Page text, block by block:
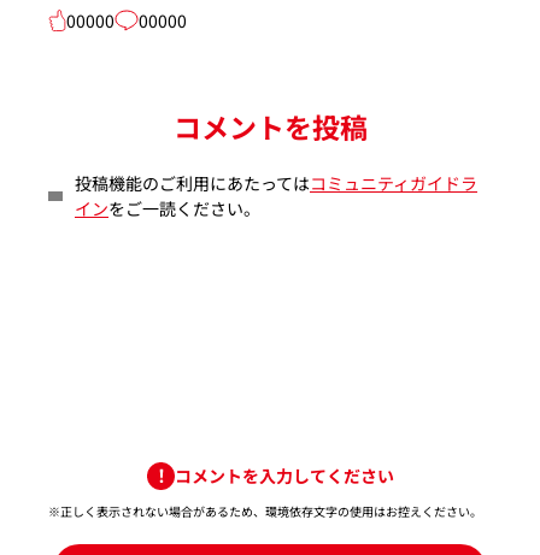
00000
00000
コメントを投稿
投稿機能のご利用にあたってはコミュニティガイドラ
インをご一読ください。
コメントを入力してください
※正しく表示されない場合があるため、環境依存文字の使用はお控えください。​